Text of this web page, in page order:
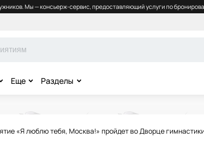
Мы — консьерж-сервис, предоставляющий услуги по
Еще Разделы
«Я люблю тебя, Москва!» пройдет во Дворце